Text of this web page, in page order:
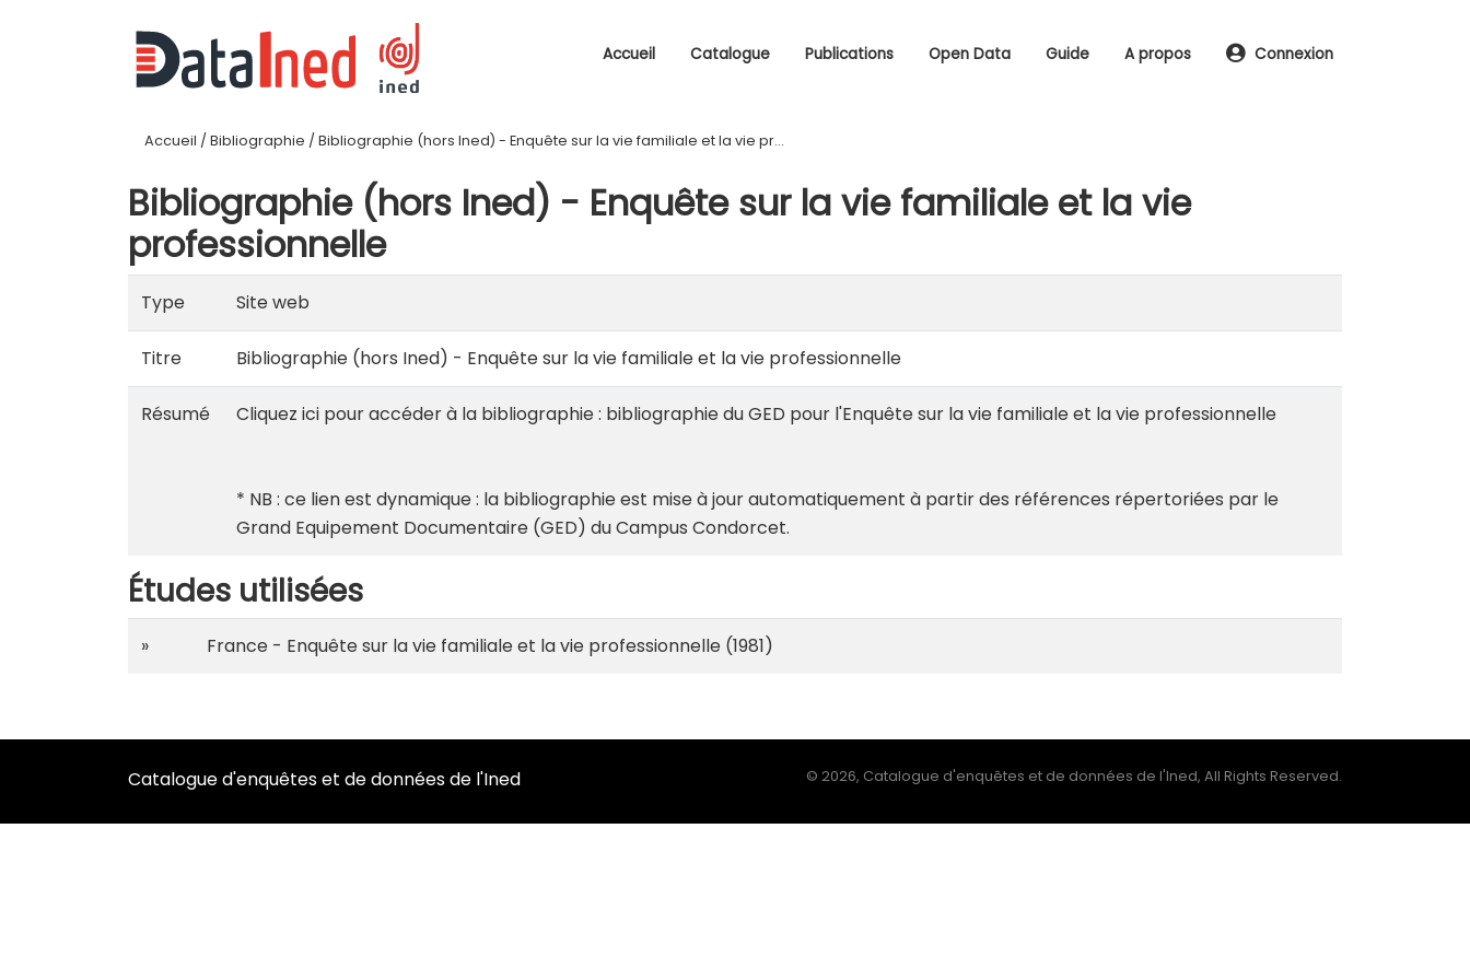
Accueil Catalogue Publications Open Data Guide A propos Connexion
Accueil / Bibliographie / Bibliographie (hors Ined) - Enquête sur la vie familiale et la vie pr...
Bibliographie (hors Ined) - Enquête sur la vie familiale et la vie
professionnelle
Type Site web
Titre Bibliographie (hors Ined) - Enquête sur la vie familiale et la vie professionnelle
Résumé Cliquez ici pour accéder à la bibliographie : bibliographie du GED pour l'Enquête sur la vie familiale et la vie professionnelle
* NB : ce lien est dynamique : la bibliographie est mise à jour automatiquement à partir des références répertoriées par le
Grand Equipement Documentaire (GED) du Campus Condorcet.
Études utilisées
» France - Enquête sur la vie familiale et la vie professionnelle (1981)
Catalogue d'enquêtes et de données de l'Ined © 2026, Catalogue d'enquêtes et de données de l'Ined, All Rights Reserved.